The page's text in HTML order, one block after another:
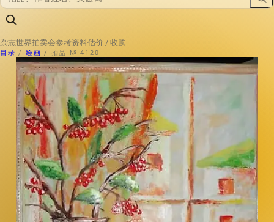
杂志世界拍卖会参考资料估价 / 收购
目录 / 绘画 / 拍品 № 4120